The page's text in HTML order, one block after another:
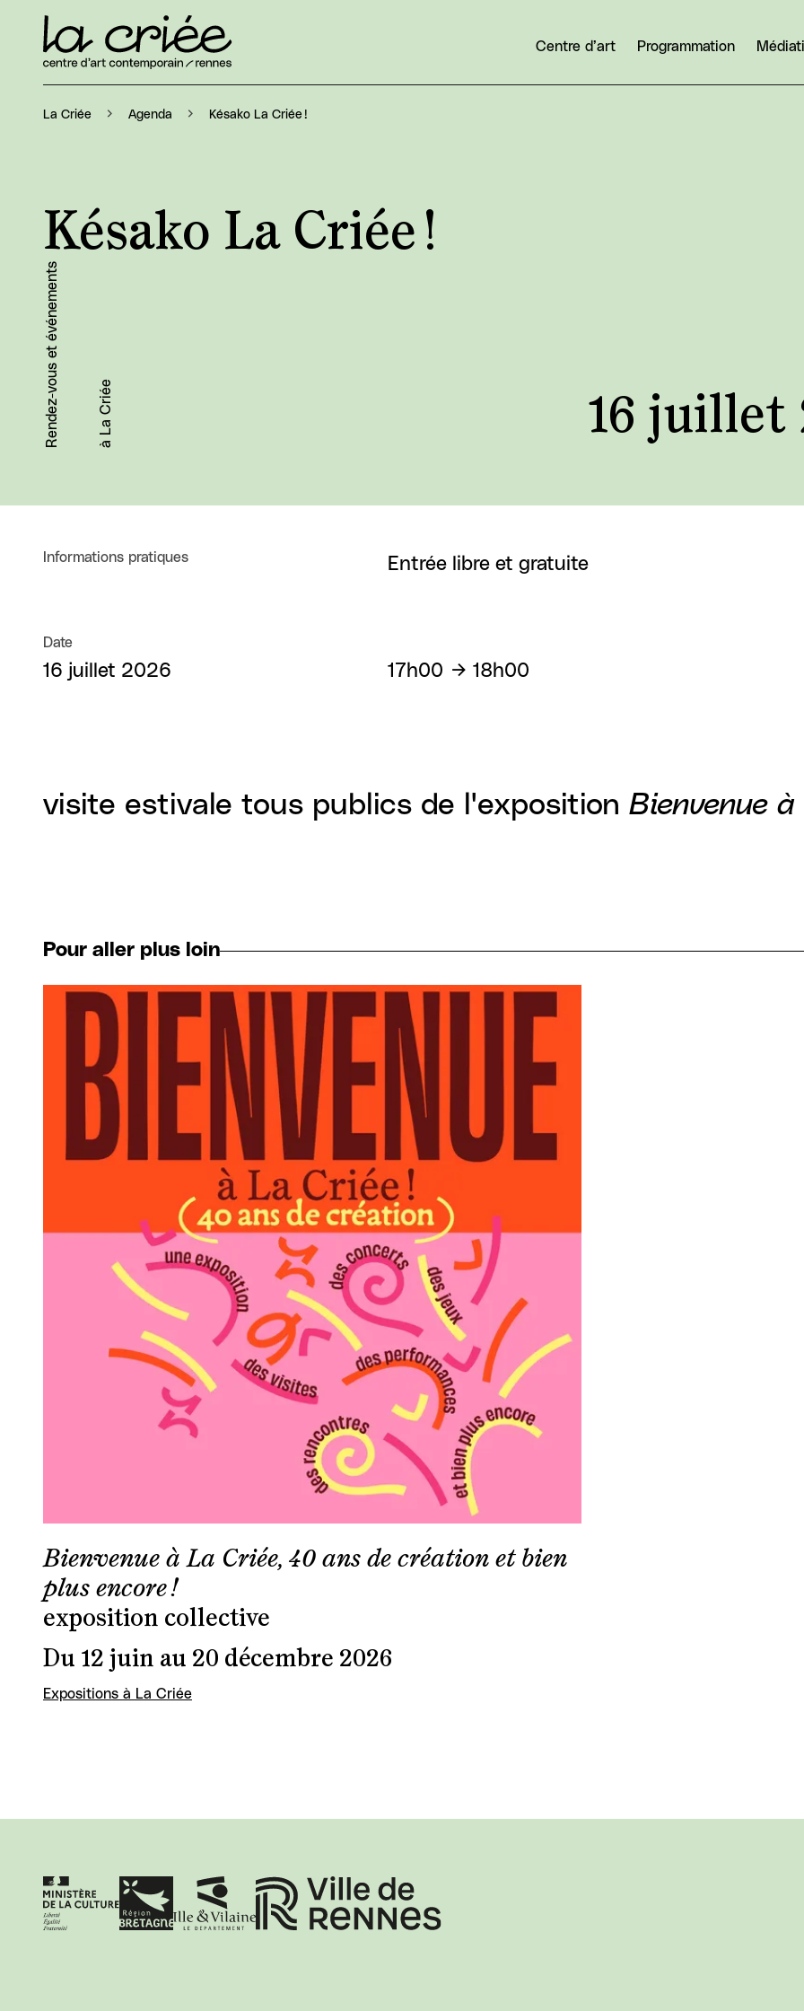
Centre d’art Programmation
La Criée Agenda Késako La Criée !
Késako La Criée !
16 juillet
Rendez-vous et événements à La Criée
Informations pratiques Entrée libre et gratuite
Date
16 juillet 2026 17h00 18h00
visite estivale tous publics de l'exposition Bienvenue
Pour aller plus loin
Bienvenue à La Criée, 40 ans de création et bien
plus encore !
exposition collective
Du 12 juin au 20 décembre 2026
Expositions à La Criée